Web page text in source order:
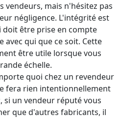
vendeurs, mais n'hésitez pas
négligence. L'intégrité est
être prise en compte
avec qui que ce soit. Cette
être utile lorsque vous
échelle.
quoi chez un revendeur
fera rien intentionnellement
si un vendeur réputé vous
que d'autres fabricants, il